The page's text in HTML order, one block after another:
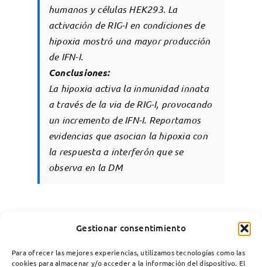
Gestionar consentimiento
Para ofrecer las mejores experiencias, utilizamos tecnologías como las
cookies para almacenar y/o acceder a la información del dispositivo. El
humanos y células HEK293. La
activación de RIG-I en condiciones de
hipoxia mostró una mayor producción
de IFN-I.
Conclusiones:
La hipoxia activa la inmunidad innata
a través de la via de RIG-I, provocando
un incremento de IFN-I. Reportamos
evidencias que asocian la hipoxia con
la respuesta a interferón que se
observa en la DM